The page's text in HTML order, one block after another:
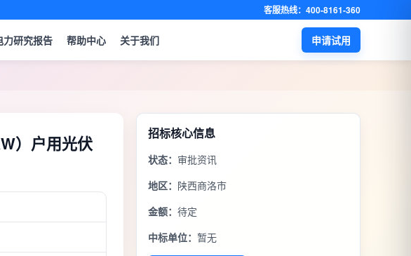
客服热线：400-8161-360
力研究报告 帮助中心 关于我们 申请试用
）户用光伏
招标核心信息
状态： 审批资讯
地区： 陕西商洛市
金额： 待定
中标单位： 暂无